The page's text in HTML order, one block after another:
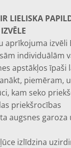
LIELISKA
aprīkojuma izvēli
individuālām
apstākļos īpaši
piemēram,
kam seko
priekšrocības
augsnes
izlīdzina